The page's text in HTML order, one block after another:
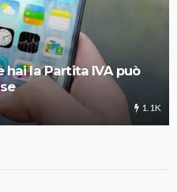
hai la Partita IVA può
1.1K